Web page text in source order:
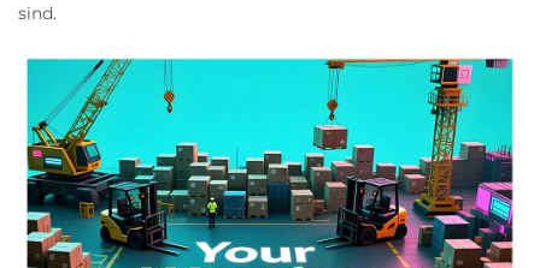
sind.